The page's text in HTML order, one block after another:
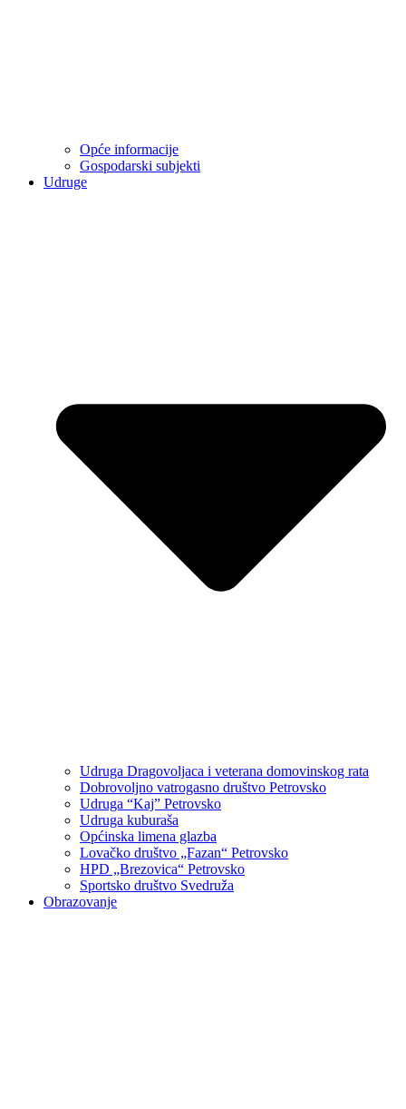
Opće informacije
Gospodarski subjekti
Udruge
Udruga Dragovoljaca i veterana domovinskog rata
Dobrovoljno vatrogasno društvo Petrovsko
Udruga “Kaj” Petrovsko
Udruga kuburaša
Općinska limena glazba
Lovačko društvo „Fazan“ Petrovsko
HPD „Brezovica“ Petrovsko
Sportsko društvo Svedruža
Obrazovanje